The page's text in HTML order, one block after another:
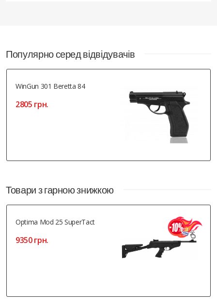
Популярно серед відвідувачів
WinGun 301 Beretta 84
2805 грн.
Товари з гарною знижкою
Optima Mod 25 SuperTact
9350 грн.